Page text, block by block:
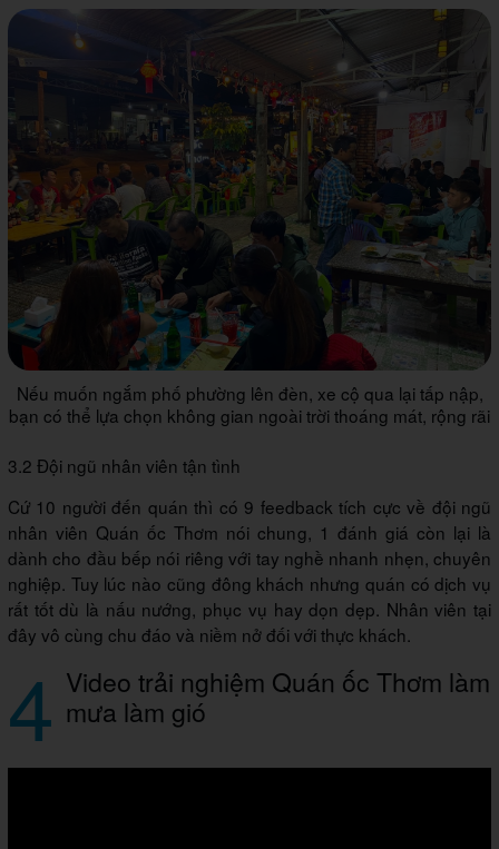
Nếu muốn ngắm phố phường lên đèn, xe cộ qua lại tấp nập,
bạn có thể lựa chọn không gian ngoài trời thoáng mát, rộng rãi
3.2 Đội ngũ nhân viên tận tình
Cứ 10 người đến quán thì có 9 feedback tích cực về đội ngũ
nhân viên Quán ốc Thơm nói chung, 1 đánh giá còn lại là
dành cho đầu bếp nói riêng với tay nghề nhanh nhẹn, chuyên
nghiệp. Tuy lúc nào cũng đông khách nhưng quán có dịch vụ
rất tốt dù là nấu nướng, phục vụ hay dọn dẹp. Nhân viên tại
đây vô cùng chu đáo và niềm nở đối với thực khách.
4 Video trải nghiệm Quán ốc Thơm làm
mưa làm gió